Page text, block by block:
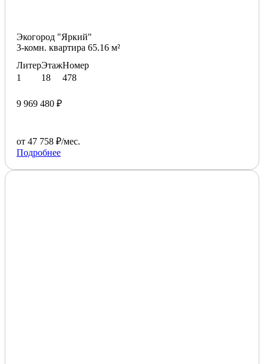
Экогород "Яркий"
3-комн. квартира 65.16 м²
Литер
1
Этаж
18
Номер
478
9 969 480 ₽
от 47 758 ₽/мес.
Подробнее